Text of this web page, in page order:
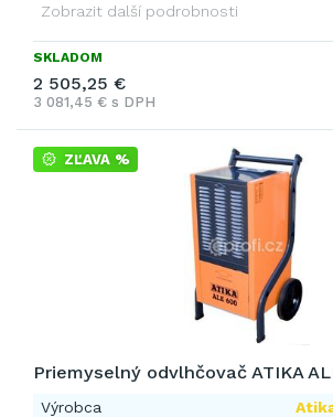
Zobrazit další podrobnosti
SKLADOM
2 505,25 €
3 081,45 € s DPH
ZĽAVA %
Priemyselný odvlhčovač ATIKA
Výrobca